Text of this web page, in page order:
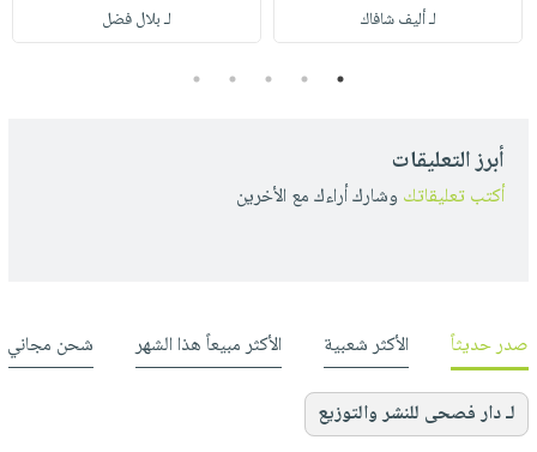
لـ أليف شافاك
لـ بلال فضل
1
2
3
4
5
أبرز التعليقات
أكتب تعليقاتك وشارك أراءك مع الأخرين
صدر حديثاً الأكثر شعبية الأكثر مبيعاً هذا الشهر شحن مجاني
لـ دار فصحى للنشر والتوزيع